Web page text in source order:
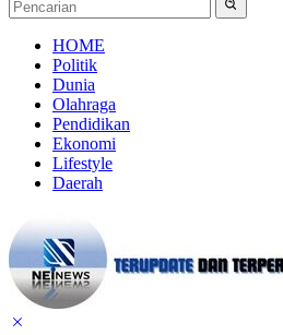
HOME
Politik
Dunia
Olahraga
Pendidikan
Ekonomi
Lifestyle
Daerah